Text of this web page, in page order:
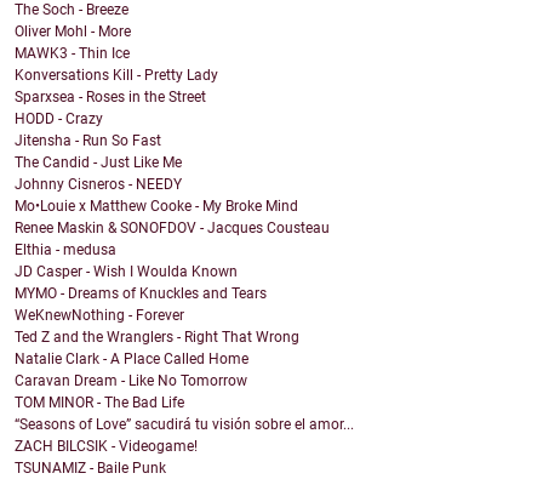
The Soch - Breeze
Oliver Mohl - More
MAWK3 - Thin Ice
Konversations Kill - Pretty Lady
Sparxsea - Roses in the Street
HODD - Crazy
Jitensha - Run So Fast
The Candid - Just Like Me
Johnny Cisneros - NEEDY
Mo•Louie x Matthew Cooke - My Broke Mind
Renee Maskin & SONOFDOV - Jacques Cousteau
Elthia - medusa
JD Casper - Wish I Woulda Known
MYMO - Dreams of Knuckles and Tears
WeKnewNothing - Forever
Ted Z and the Wranglers - Right That Wrong
Natalie Clark - A Place Called Home
Caravan Dream - Like No Tomorrow
TOM MINOR - The Bad Life
“Seasons of Love” sacudirá tu visión sobre el amor...
ZACH BILCSIK - Videogame!
TSUNAMIZ - Baile Punk